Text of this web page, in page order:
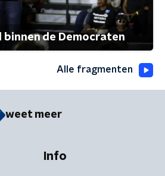
de Democraten
Alle fragmenten
weet meer
Info